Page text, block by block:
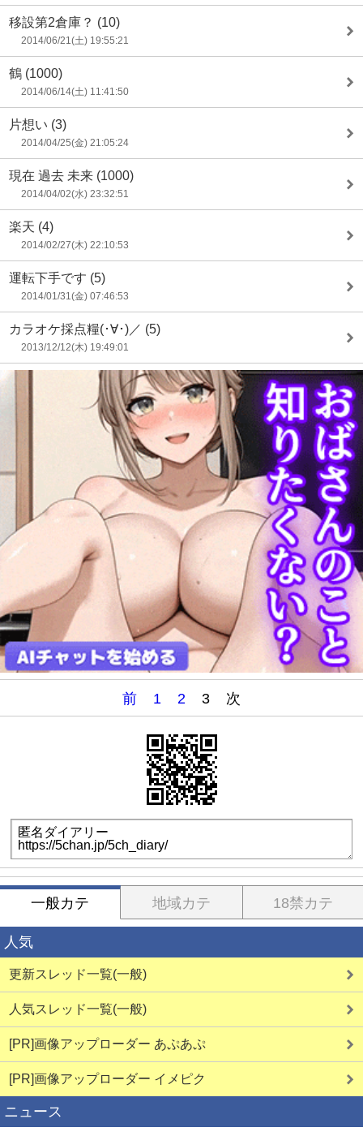
移設第2倉庫？ (10)
2014/06/21(土) 19:55:21
鶴 (1000)
2014/06/14(土) 11:41:50
片想い (3)
2014/04/25(金) 21:05:24
現在 過去 未来 (1000)
2014/04/02(水) 23:32:51
楽天 (4)
2014/02/27(木) 22:10:53
運転下手です (5)
2014/01/31(金) 07:46:53
カラオケ採点糧(･∀･)／ (5)
2013/12/12(木) 19:49:01
前 1 2 3 次
一般カテ 地域カテ 18禁カテ
人気
更新スレッド一覧(一般)
人気スレッド一覧(一般)
[PR]画像アップローダー あぷあぷ
[PR]画像アップローダー イメピク
ニュース